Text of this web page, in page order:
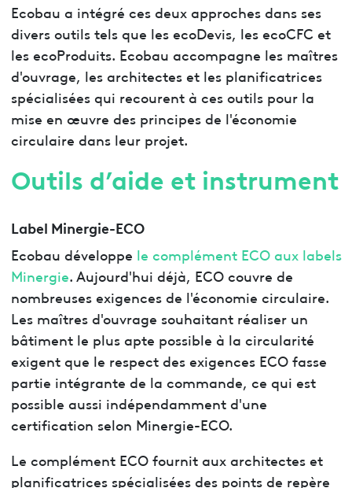
Ecobau a intégré ces deux approches dans ses
divers outils tels que les ecoDevis, les ecoCFC et
les ecoProduits. Ecobau accompagne les maîtres
d'ouvrage, les architectes et les planificatrices
spécialisées qui recourent à ces outils pour la
mise en œuvre des principes de l'économie
circulaire dans leur projet.
Outils d’aide et instrument
Label Minergie-ECO
Ecobau développe le complément ECO aux labels
Minergie. Aujourd'hui déjà, ECO couvre de
nombreuses exigences de l'économie circulaire.
Les maîtres d'ouvrage souhaitant réaliser un
bâtiment le plus apte possible à la circularité
exigent que le respect des exigences ECO fasse
partie intégrante de la commande, ce qui est
possible aussi indépendamment d'une
certification selon Minergie-ECO.
Le complément ECO fournit aux architectes et
planificatrices spécialisées des points de repère